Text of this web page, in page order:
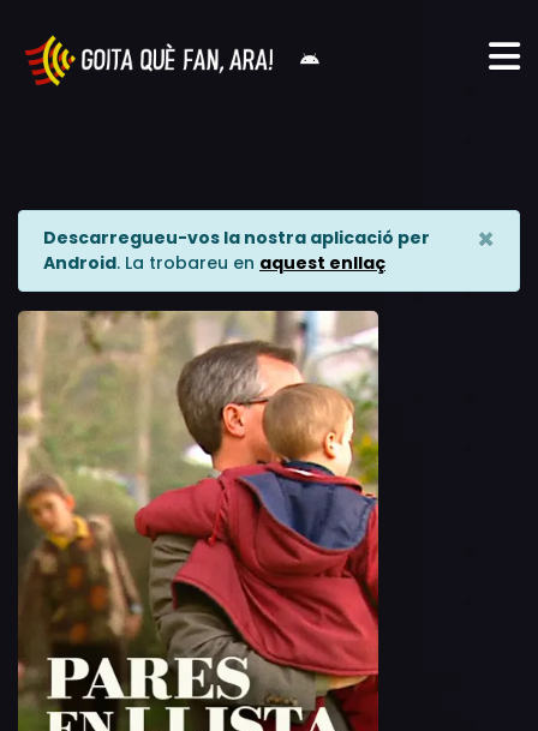
Descarregueu-vos la nostra aplicació per
Android. La trobareu en aquest enllaç
×